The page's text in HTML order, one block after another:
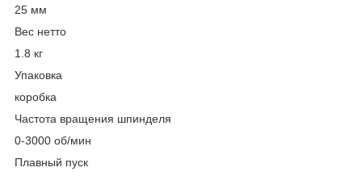
25 мм
Вес нетто
1.8 кг
Упаковка
коробка
Частота вращения шпинделя
0-3000 об/мин
Плавный пуск